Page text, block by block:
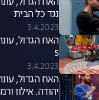
נגד כל הבית
3.4.2023
5
3.4.2023
יהודה, אילון